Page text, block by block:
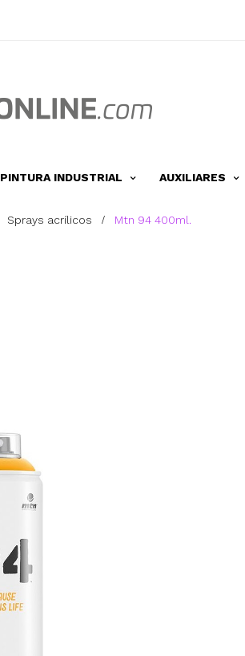
PINTURA INDUSTRIAL AUXILIARES
Sprays acrílicos Mtn 94 400ml.